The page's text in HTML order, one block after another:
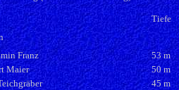
Tiefe
Franz 53 m
Maier 50 m
45 m